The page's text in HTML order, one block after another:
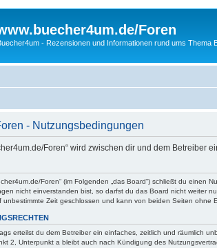
Foren
- Rezensionen und Informationen rund ums Thema
- Nutzungsbedingungen
Foren“ wird zwischen dir und dem Betreiber
Foren“ (im Folgenden „das Board“) schließt du
nicht einverstanden bist, so darfst du das Board nicht weiter
unbestimmte Zeit geschlossen und kann von beiden Seiten ohne
erteilst du dem Betreiber ein einfaches, zeitlich und räumlich
2, Unterpunkt a bleibt auch nach Kündigung des